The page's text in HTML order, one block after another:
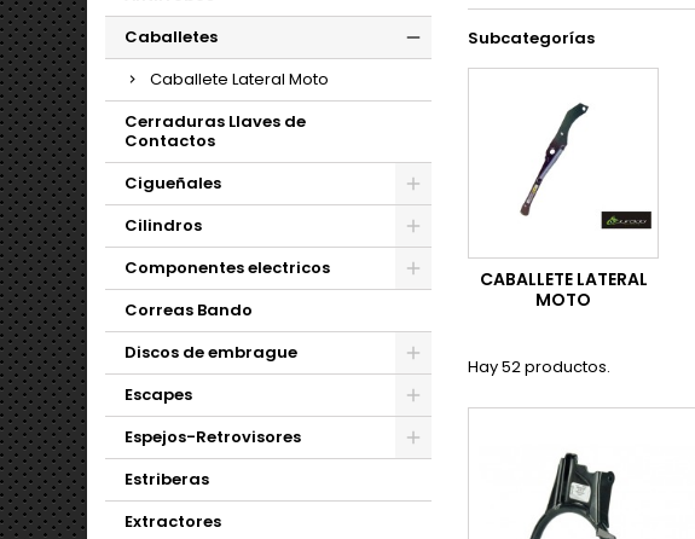
Caballetes
Caballete Lateral Moto
Cerraduras Llaves de
Contactos
Cigueñales
Cilindros
Componentes electricos
Correas Bando
Discos de embrague
Escapes
Espejos-Retrovisores
Estriberas
Extractores
Subcategorías
CABALLETE LATERAL
MOTO
Hay 52 productos.